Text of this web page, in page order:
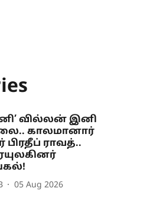
வில்லன் இனி
காலமானார்
பிரதீப் ராவத்..
05 Aug 2026